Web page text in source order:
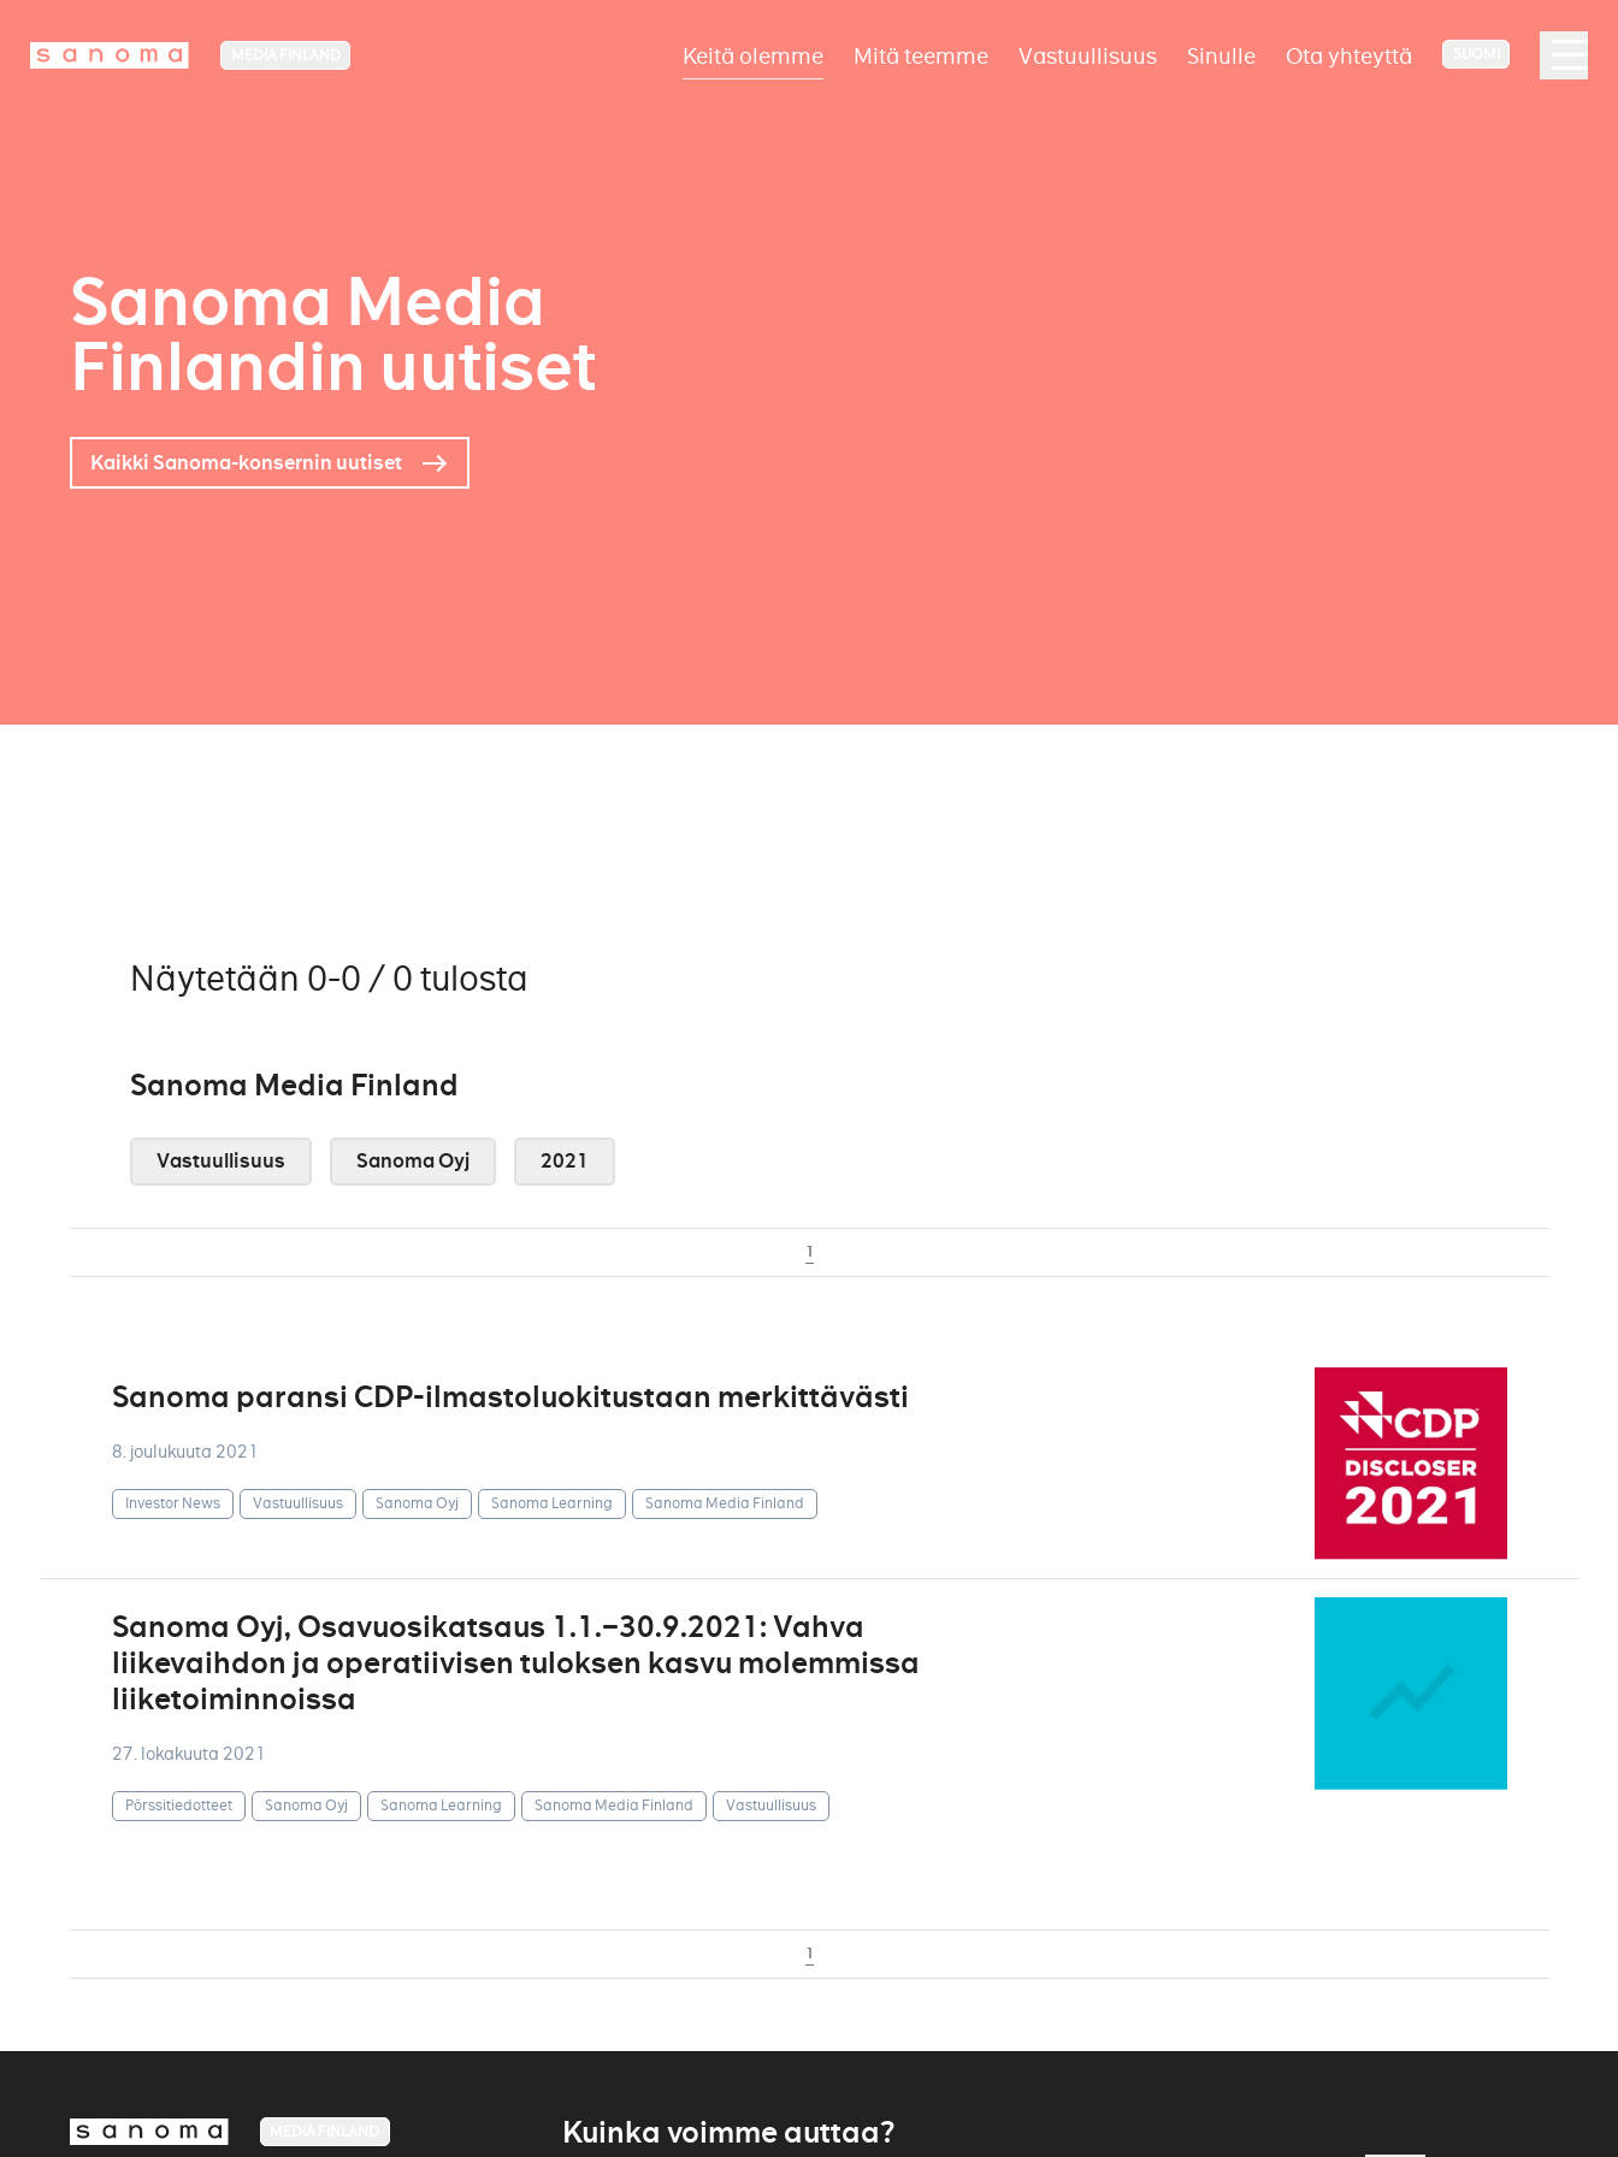
Keitä olemme Mitä teemme Vastuullisuus Sinulle Ota yhteyttä
Sanoma Media
Finlandin uutiset
Kaikki Sanoma-konsernin uutiset
Näytetään 0-0 / 0 tulosta
Sanoma Media Finland
Vastuullisuus Sanoma Oyj 2021
1
Sanoma paransi CDP-ilmastoluokitustaan merkittävästi
8. joulukuuta 2021
Investor News Vastuullisuus Sanoma Oyj Sanoma Learning Sanoma Media Finland
Sanoma Oyj, Osavuosikatsaus 1.1.–30.9.2021: Vahva
liikevaihdon ja operatiivisen tuloksen kasvu molemmissa
liiketoiminnoissa
27. lokakuuta 2021
Pörssitiedotteet Sanoma Oyj Sanoma Learning Sanoma Media Finland Vastuullisuus
1
Kuinka voimme auttaa?